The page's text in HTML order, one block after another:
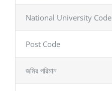
National University Code
Post Code
জমির পরিমান